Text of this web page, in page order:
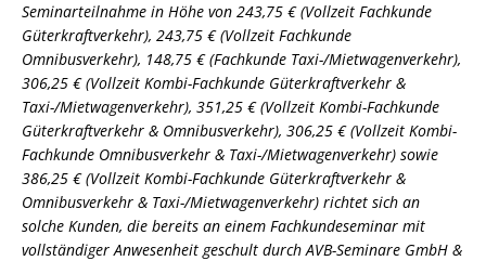
Seminarteilnahme in Höhe von 243,75 € (Vollzeit Fachkunde
Güterkraftverkehr), 243,75 € (Vollzeit Fachkunde
Omnibusverkehr), 148,75 € (Fachkunde Taxi-/Mietwagenverkehr),
306,25 € (Vollzeit Kombi-Fachkunde Güterkraftverkehr &
Taxi-/Mietwagenverkehr), 351,25 € (Vollzeit Kombi-Fachkunde
Güterkraftverkehr & Omnibusverkehr), 306,25 € (Vollzeit Kombi-
Fachkunde Omnibusverkehr & Taxi-/Mietwagenverkehr) sowie
386,25 € (Vollzeit Kombi-Fachkunde Güterkraftverkehr &
Omnibusverkehr & Taxi-/Mietwagenverkehr) richtet sich an
solche Kunden, die bereits an einem Fachkundeseminar mit
vollständiger Anwesenheit geschult durch AVB-Seminare GmbH &